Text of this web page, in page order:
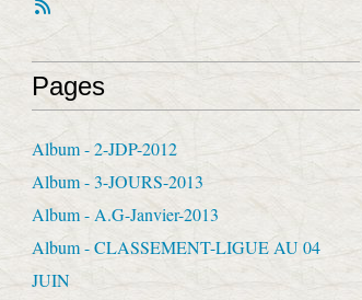
Pages
Album - 2-JDP-2012
Album - 3-JOURS-2013
Album - A.G-Janvier-2013
Album - CLASSEMENT-LIGUE AU 04
JUIN